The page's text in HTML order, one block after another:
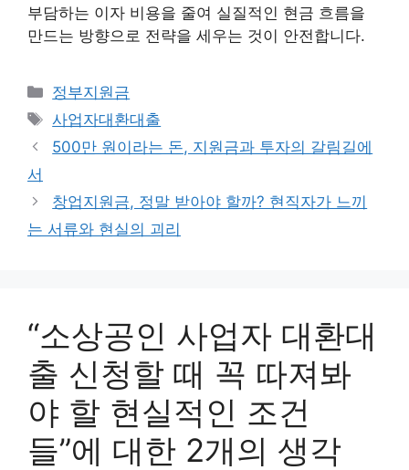
부담하는 이자 비용을 줄여 실질적인 현금 흐름을
만드는 방향으로 전략을 세우는 것이 안전합니다.
카
테
고
리
정부지원금
태
그
사업자대환대출
500만 원이라는 돈, 지원금과 투자의 갈림길에
서
창업지원금, 정말 받아야 할까? 현직자가 느끼
는 서류와 현실의 괴리
“소상공인 사업자 대환대
출 신청할 때 꼭 따져봐
야 할 현실적인 조건
들”에 대한 2개의 생각